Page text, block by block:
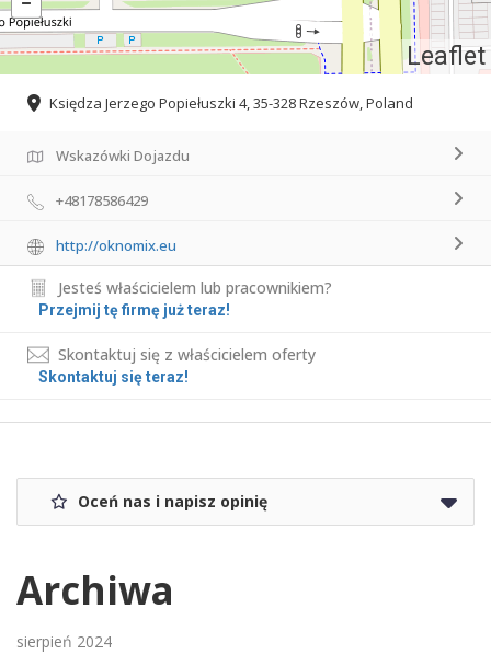
Leaflet
Księdza Jerzego Popiełuszki 4, 35-328 Rzeszów, Poland
Wskazówki Dojazdu
+48178586429
http://oknomix.eu
Jesteś właścicielem lub pracownikiem?
Przejmij tę firmę już teraz!
Skontaktuj się z właścicielem oferty
Skontaktuj się teraz!
Oceń nas i napisz opinię
Archiwa
sierpień 2024